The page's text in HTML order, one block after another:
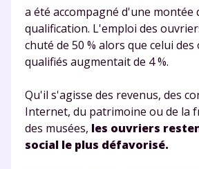
a été accompagné d'une montée
qualification. L'emploi des
chuté de 50 % alors que celui
qualifiés augmentait de 4 %.
Qu'il s'agisse des revenus, des
Internet, du patrimoine ou de la
des musées, les ouvriers
social le plus défavorisé.